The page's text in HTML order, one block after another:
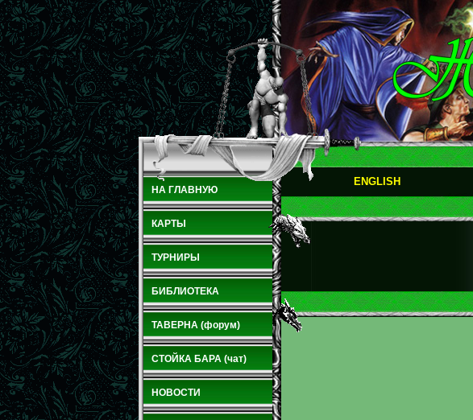
НА ГЛАВНУЮ
КАРТЫ
ТУРНИРЫ
БИБЛИОТЕКА
ТАВЕРНА (форум)
СТОЙКА БАРА (чат)
НОВОСТИ
ENGLISH